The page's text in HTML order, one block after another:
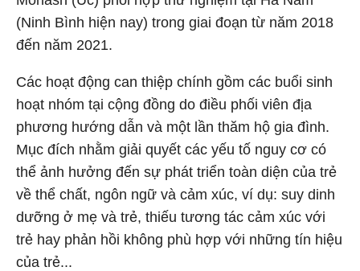
(Ninh Bình hiện nay) trong giai đoạn từ năm 2018
đến năm 2021.
Các hoạt động can thiệp chính gồm các buổi sinh
hoạt nhóm tại cộng đồng do điều phối viên địa
phương hướng dẫn và một lần thăm hộ gia đình.
Mục đích nhằm giải quyết các yếu tố nguy cơ có
thể ảnh hưởng đến sự phát triển toàn diện của trẻ
về thể chất, ngôn ngữ và cảm xúc, ví dụ: suy dinh
dưỡng ở mẹ và trẻ, thiếu tương tác cảm xúc với
trẻ hay phản hồi không phù hợp với những tín hiệu
của trẻ...